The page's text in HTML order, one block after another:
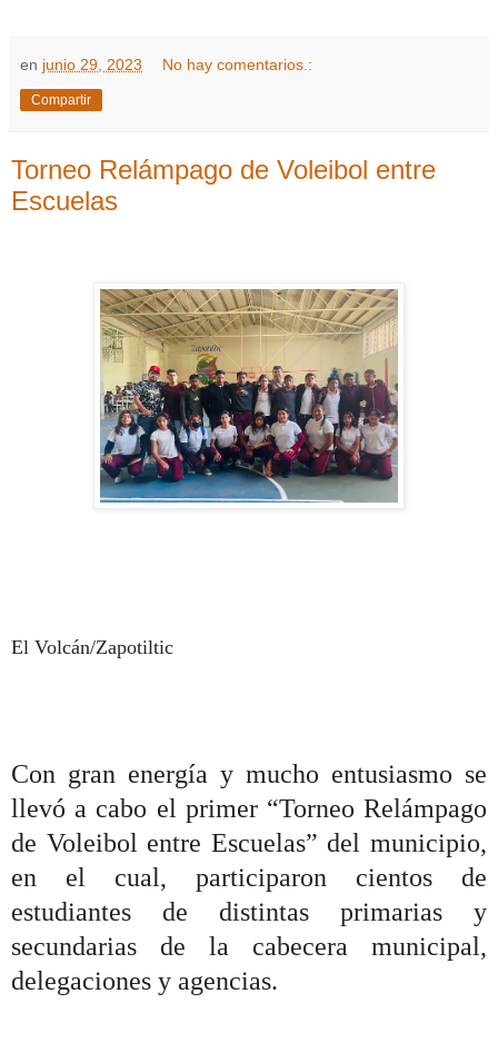
en junio 29, 2023 No hay comentarios.:
Compartir
Torneo Relámpago de Voleibol entre
Escuelas
El Volcán/Zapotiltic
Con gran energía y mucho entusiasmo se
llevó a cabo el primer “Torneo Relámpago
de Voleibol entre Escuelas” del municipio,
en el cual, participaron cientos de
estudiantes de distintas primarias y
secundarias de la cabecera municipal,
delegaciones y agencias.